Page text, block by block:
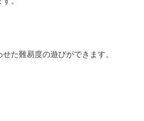
た難易度の遊びができます。